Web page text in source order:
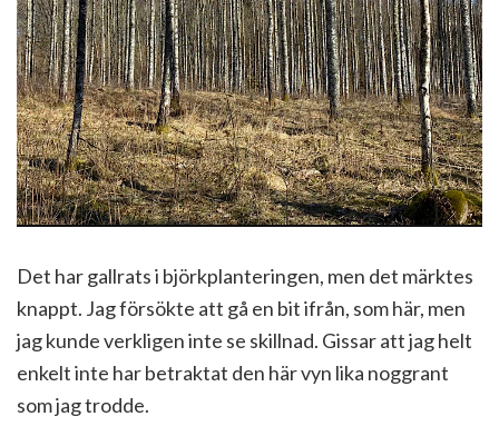
Det har gallrats i björkplanteringen, men det märktes
knappt. Jag försökte att gå en bit ifrån, som här, men
jag kunde verkligen inte se skillnad. Gissar att jag helt
enkelt inte har betraktat den här vyn lika noggrant
som jag trodde.